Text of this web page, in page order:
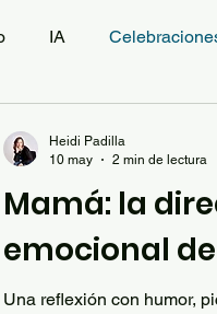
IA
Mamá: la
emocional
Una reflexión con humor,
Heidi Padilla
10 may
2 min de lectura